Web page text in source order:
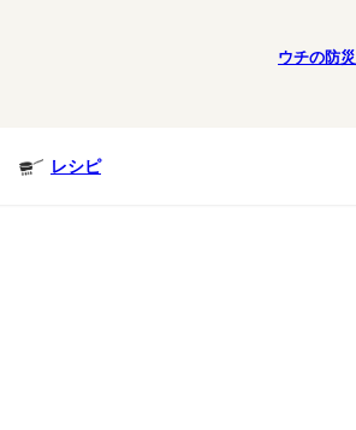
ウチの防災
レシピ